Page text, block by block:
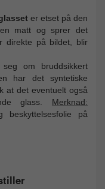
er etset på den
matt og sprer det
direkte på bildet, blir
om bruddsikkert
har det syntetiske
at det eventuelt også
glass. Merknad:
beskyttelsesfolie på